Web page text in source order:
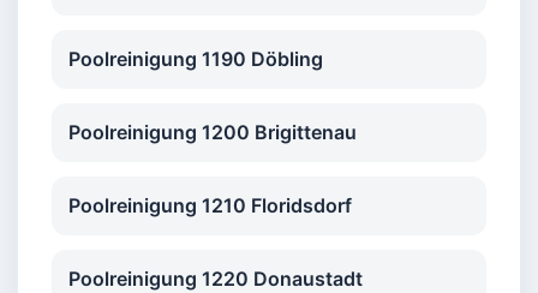
Poolreinigung 1190 Döbling
Poolreinigung 1200 Brigittenau
Poolreinigung 1210 Floridsdorf
Poolreinigung 1220 Donaustadt